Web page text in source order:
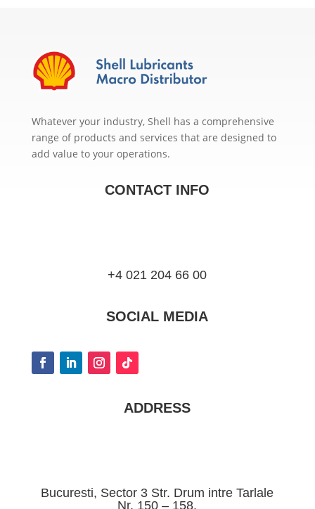
Whatever your industry, Shell has a comprehensive
range of products and services that are designed to
add value to your operations.
CONTACT INFO
+4 021 204 66 00
SOCIAL MEDIA
ADDRESS
Bucuresti, Sector 3 Str. Drum intre Tarlale
Nr. 150 – 158.